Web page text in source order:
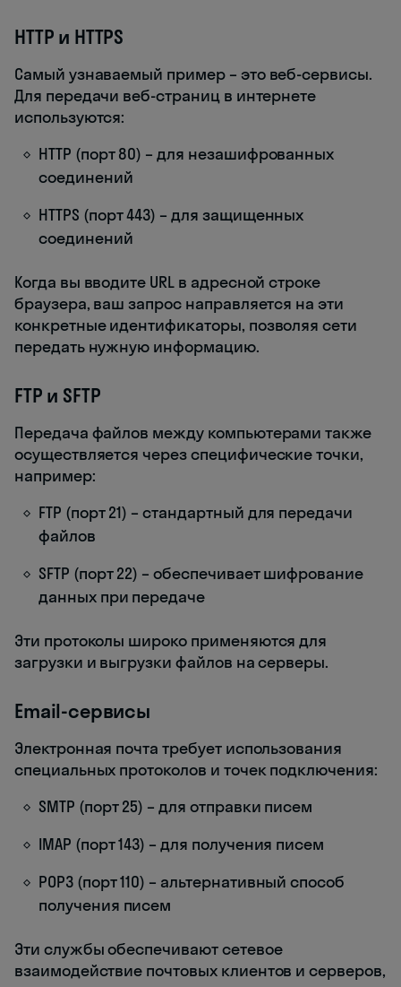
HTTP и HTTPS
Самый узнаваемый пример – это веб-сервисы.
Для передачи веб-страниц в интернете
используются:
HTTP (порт 80) – для незашифрованных
соединений
HTTPS (порт 443) – для защищенных
соединений
Когда вы вводите URL в адресной строке
браузера, ваш запрос направляется на эти
конкретные идентификаторы, позволяя сети
передать нужную информацию.
FTP и SFTP
Передача файлов между компьютерами также
осуществляется через специфические точки,
например:
FTP (порт 21) – стандартный для передачи
файлов
SFTP (порт 22) – обеспечивает шифрование
данных при передаче
Эти протоколы широко применяются для
загрузки и выгрузки файлов на серверы.
Email-сервисы
Электронная почта требует использования
специальных протоколов и точек подключения:
SMTP (порт 25) – для отправки писем
IMAP (порт 143) – для получения писем
POP3 (порт 110) – альтернативный способ
получения писем
Эти службы обеспечивают сетевое
взаимодействие почтовых клиентов и серверов,